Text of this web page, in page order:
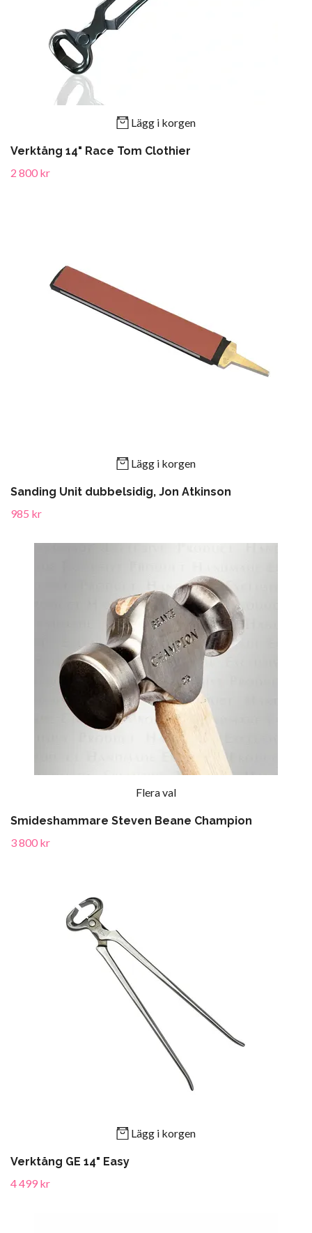
Lägg i korgen
Verktång 14" Race Tom Clothier
2 800 kr
Lägg i korgen
Sanding Unit dubbelsidig, Jon Atkinson
985 kr
Flera val
Smideshammare Steven Beane Champion
3 800 kr
Lägg i korgen
Verktång GE 14" Easy
4 499 kr